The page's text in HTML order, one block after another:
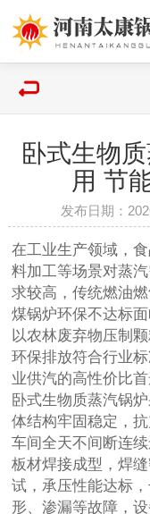
卧式生物
用 节
发布日期：
在工业生产领域，
料加工等场景对蒸
求较高，传统燃油
煤锅炉环保不达标
以农林废弃物压制
环保排放符合行业
业供汽的高性价比首
卧式生物质蒸汽锅
体结构牢固稳定，
车间全天不间断连
板材焊接成型，焊
试，承压性能达标
形、渗漏等故障，